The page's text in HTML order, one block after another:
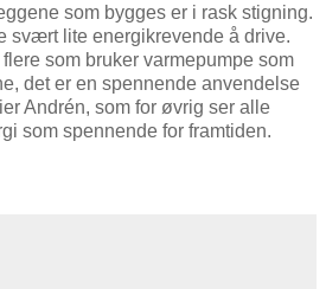
som bygges er i rask stigning.
svært lite energikrevende å drive.
som bruker varmepumpe som
det er en spennende anvendelse
Andrén, som for øvrig ser alle
som spennende for framtiden.